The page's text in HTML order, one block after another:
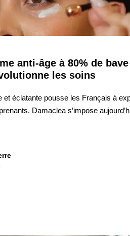
anti-âge à 80% de bave
les soins
et éclatante pousse les Français à
Damaclea s’impose